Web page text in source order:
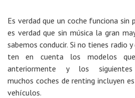
Es verdad que un coche funciona sin
es verdad que sin música la gran
sabemos conducir. Si no tienes radio
ten en cuenta los modelos
anteriormente y los
muchos coches de renting incluyen
vehículos.